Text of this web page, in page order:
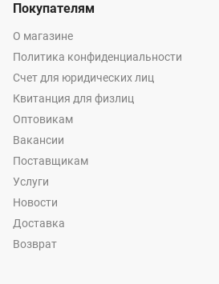
Покупателям
О магазине
Политика конфиденциальности
Счет для юридических лиц
Квитанция для физлиц
Оптовикам
Вакансии
Поставщикам
Услуги
Новости
Доставка
Возврат